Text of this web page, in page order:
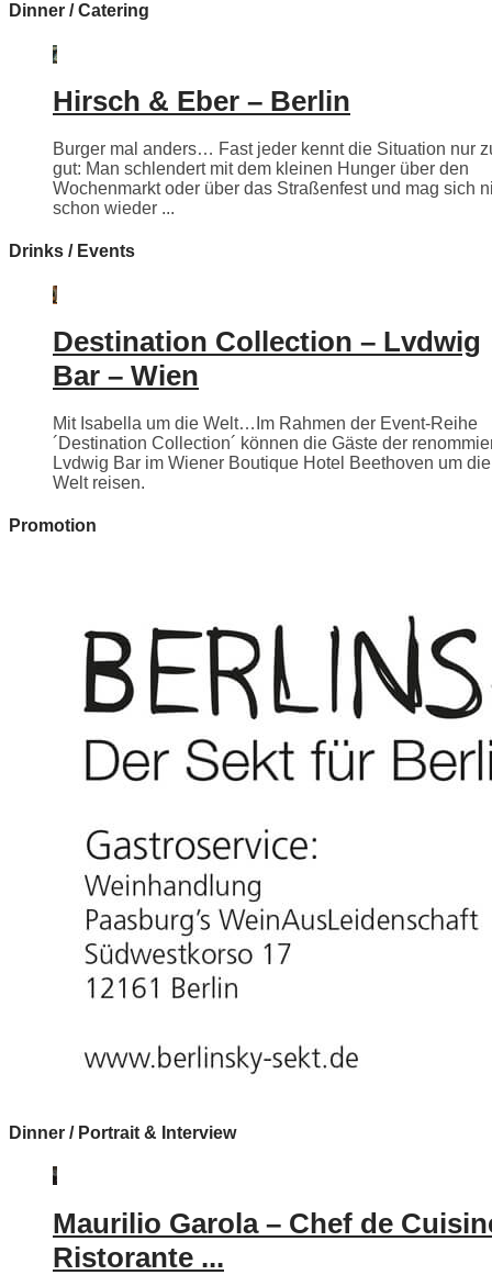
Dinner / Catering
Hirsch & Eber – Berlin
Burger mal anders… Fast jeder kennt die Situation nur
gut: Man schlendert mit dem kleinen Hunger über den
Wochenmarkt oder über das Straßenfest und mag sich
schon wieder ...
Drinks / Events
Destination Collection – Lvdwig
Bar – Wien
Mit Isabella um die Welt…Im Rahmen der Event-Reihe
´Destination Collection´ können die Gäste der
Lvdwig Bar im Wiener Boutique Hotel Beethoven um die
Welt reisen.
Promotion
Dinner / Portrait & Interview
Maurilio Garola – Chef de
Ristorante ...